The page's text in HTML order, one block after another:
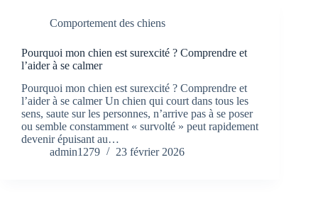
Comportement des chiens
Pourquoi mon chien est surexcité ? Comprendre et
l’aider à se calmer
Pourquoi mon chien est surexcité ? Comprendre et
l’aider à se calmer Un chien qui court dans tous les
sens, saute sur les personnes, n’arrive pas à se poser
ou semble constamment « survolté » peut rapidement
devenir épuisant au…
admin1279
23 février 2026